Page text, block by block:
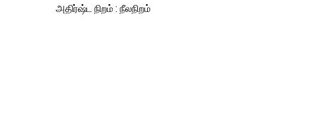
அதிர்ஷ்ட நிறம் : நீலநிறம்